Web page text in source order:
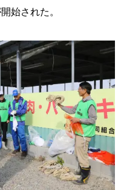
始された。